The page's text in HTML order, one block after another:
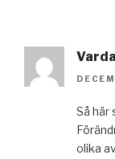
Så här
olika